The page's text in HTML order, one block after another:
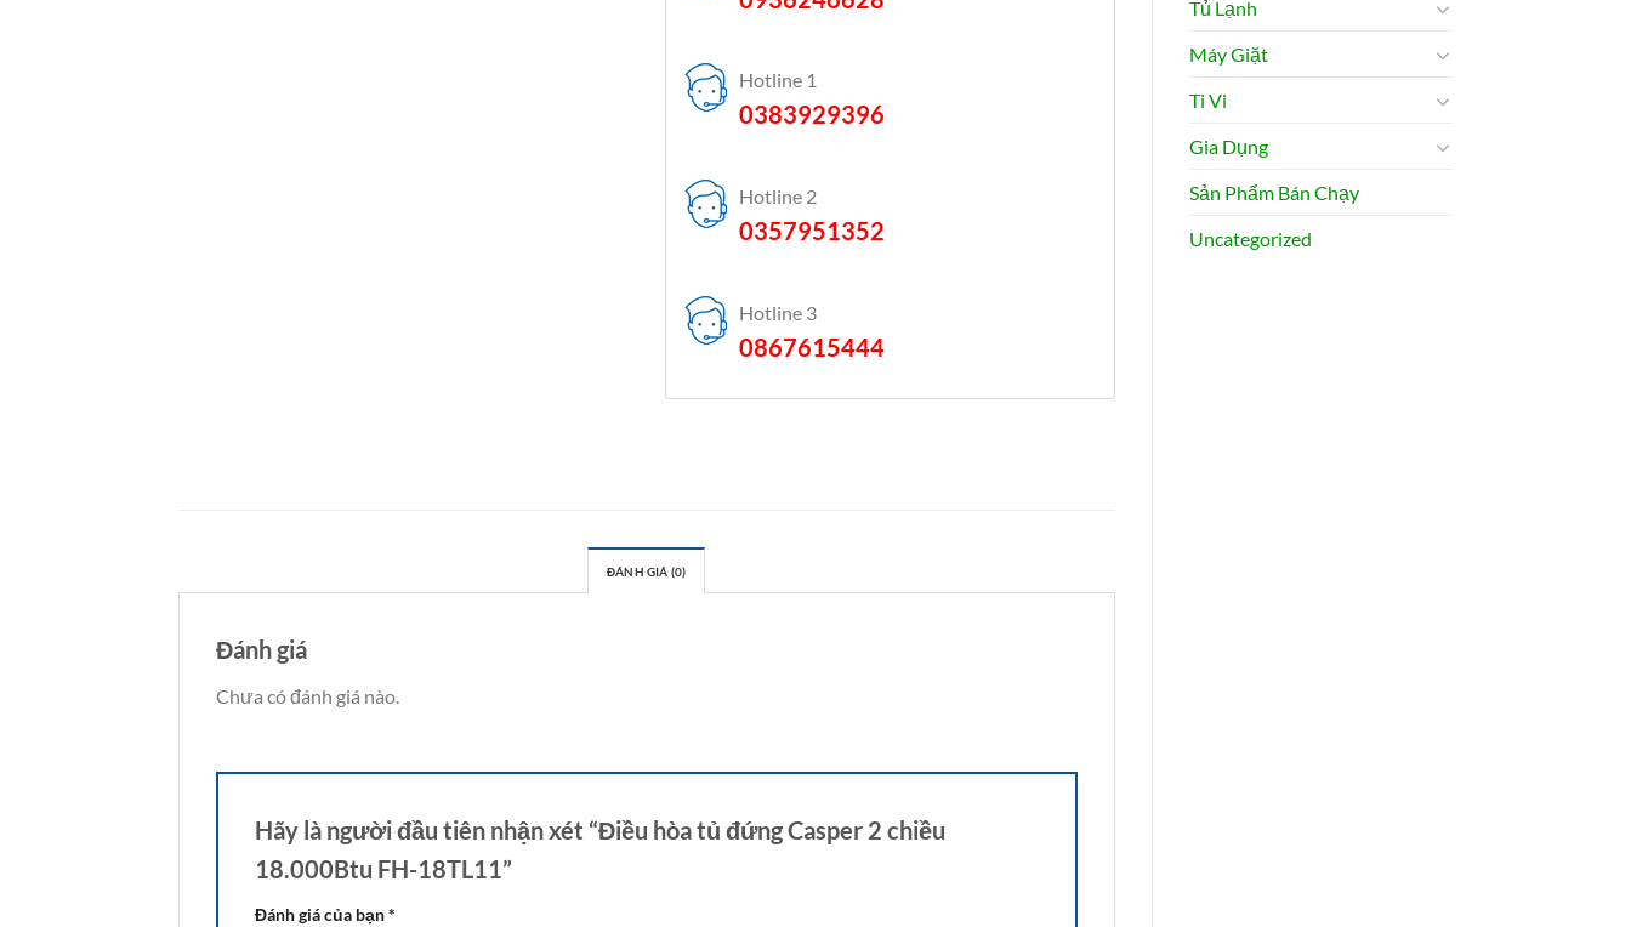
Tủ Lạnh
Máy Giặt
Ti Vi
Gia Dụng
Sản Phẩm Bán Chạy
Uncategorized
Hotline 1
0383929396
Hotline 2
0357951352
Hotline 3
0867615444
ĐÁNH GIÁ (0)
Đánh giá
Chưa có đánh giá nào.
Hãy là người đầu tiên nhận xét “Điều hòa tủ đứng Casper 2 chiều
18.000Btu FH-18TL11”
Đánh giá của bạn*